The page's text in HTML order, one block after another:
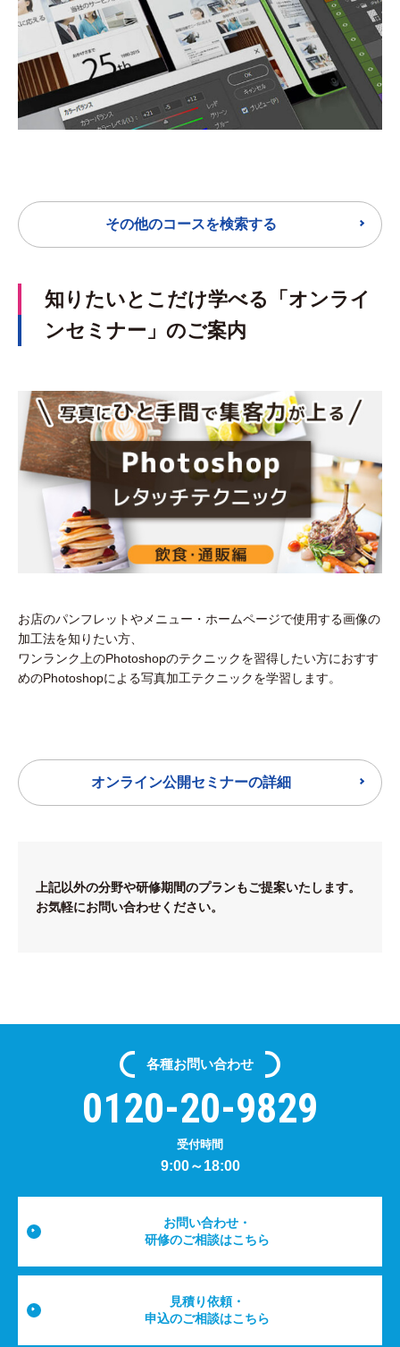
その他のコースを検索する
知りたいとこだけ学べる「オンライ
ンセミナー」のご案内
お店のパンフレットやメニュー・ホームページで使用する画像の
加工法を知りたい方、
ワンランク上のPhotoshopのテクニックを習得したい方におすす
めのPhotoshopによる写真加工テクニックを学習します。
オンライン公開セミナーの詳細
上記以外の分野や研修期間のプランもご提案いたします。
お気軽にお問い合わせください。
各種お問い合わせ
0120-20-9829
受付時間
9:00～18:00
お問い合わせ・
研修のご相談はこちら
見積り依頼・
申込のご相談はこちら